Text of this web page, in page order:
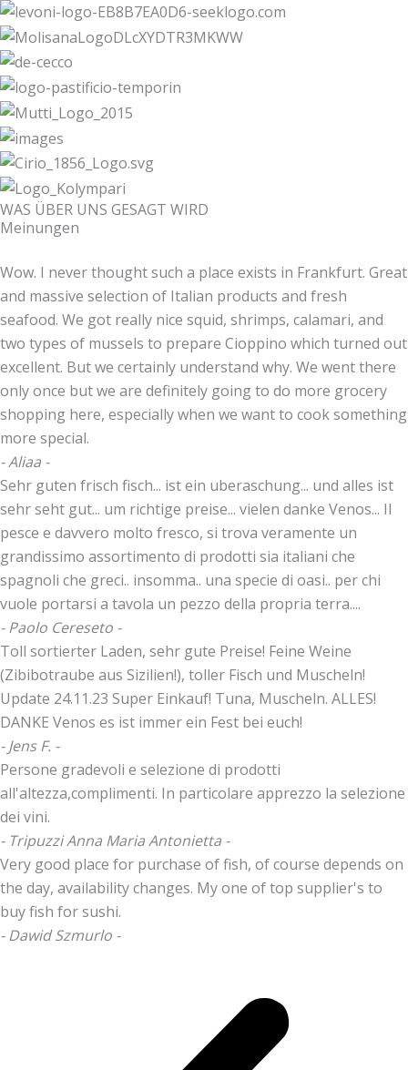
WAS ÜBER UNS GESAGT WIRD
Meinungen
Wow. I never thought such a place exists in Frankfurt. Great
and massive selection of Italian products and fresh
seafood. We got really nice squid, shrimps, calamari, and
two types of mussels to prepare Cioppino which turned out
excellent. But we certainly understand why. We went there
only once but we are definitely going to do more grocery
shopping here, especially when we want to cook something
more special.
- Aliaa -
Sehr guten frisch fisch... ist ein uberaschung... und alles ist
sehr seht gut... um richtige preise... vielen danke Venos... Il
pesce e davvero molto fresco, si trova veramente un
grandissimo assortimento di prodotti sia italiani che
spagnoli che greci.. insomma.. una specie di oasi.. per chi
vuole portarsi a tavola un pezzo della propria terra....
- Paolo Cereseto -
Toll sortierter Laden, sehr gute Preise! Feine Weine
(Zibibotraube aus Sizilien!), toller Fisch und Muscheln!
Update 24.11.23 Super Einkauf! Tuna, Muscheln. ALLES!
DANKE Venos es ist immer ein Fest bei euch!
- Jens F. -
Persone gradevoli e selezione di prodotti
all'altezza,complimenti. In particolare apprezzo la selezione
dei vini.
- Tripuzzi Anna Maria Antonietta -
Very good place for purchase of fish, of course depends on
the day, availability changes. My one of top supplier's to
buy fish for sushi.
- Dawid Szmurlo -